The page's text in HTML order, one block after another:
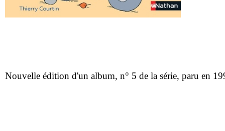
Nouvelle édition d'un album, n° 5 de la série, paru en